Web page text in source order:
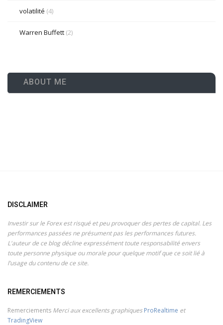
volatilité (4)
Warren Buffett (2)
ABOUT ME
DISCLAIMER
Investir sur le Forex est risqué et peu provoquer des pertes de capital. Les
performances passées ne présument pas les performances futures.
L'auteur de ce blog décline expressément toute responsabilité envers
toute personne physique ou morale pour quelque motif que ce soit lié à
l’usage du contenu de ce site.
REMERCIEMENTS
Remerciements Merci aux excellents graphiques ProRealtime et
TradingView